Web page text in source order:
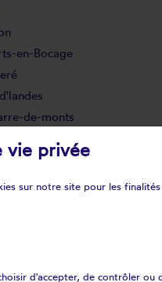
en-Bocage
de-monts
le-vicomte
palluau
vie privée
sur notre site pour les
d'accepter, de contrôler ou